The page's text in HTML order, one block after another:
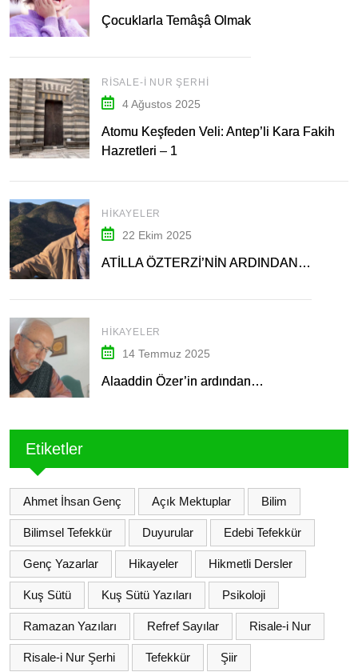
Çocuklarla Temâşâ Olmak
RISALE-I NUR ŞERHI
4 Ağustos 2025
Atomu Keşfeden Veli: Antep’li Kara Fakih
Hazretleri – 1
HIKAYELER
22 Ekim 2025
ATİLLA ÖZTERZİ’NİN ARDINDAN…
HIKAYELER
14 Temmuz 2025
Alaaddin Özer’in ardından…
Etiketler
Ahmet İhsan Genç Açık Mektuplar Bilim
Bilimsel Tefekkür Duyurular Edebi Tefekkür
Genç Yazarlar Hikayeler Hikmetli Dersler
Kuş Sütü Kuş Sütü Yazıları Psikoloji
Ramazan Yazıları Refref Sayılar Risale-i Nur
Risale-i Nur Şerhi Tefekkür Şiir